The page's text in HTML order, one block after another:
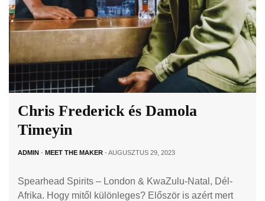
Chris Frederick és Damola
Timeyin
ADMIN - MEET THE MAKER - AUGUSZTUS 29, 2023
Spearhead Spirits – London & KwaZulu-Natal, Dél-
Afrika. Hogy mitől különleges? Először is azért mert